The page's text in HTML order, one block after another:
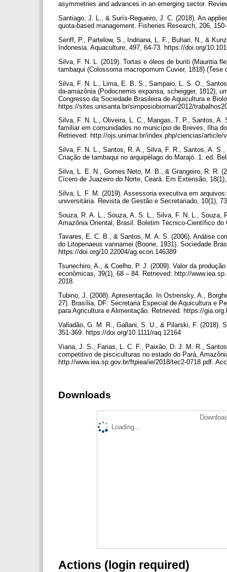
asymmetries and advances in an emerging sector.
Santiago, J. L., & Surís-Regueiro, J. C. (2018). An
quota-based management. Fisheries Research, 206,
Senff, P., Partelow, S., Indriana, L. F., Buhari, N., &
Indonesia. Aquaculture, 497, 64-73. https://doi.org/
Silva, F. N. L. (2019). Tortas e óleos de buriti (Mauritia
tambaqui (Colossoma macropomum Cuvier, 1818)
Silva, F. N. L., Lima, E. B. S., Sampaio, L. S. O.,
da-amazônia (Podocnemis expansa, scheigger, 1812),
Congresso da Sociedade Brasileira de Aquicultura e
https://sites.unisanta.br/simposiobiomar/2012/
Silva, F. N. L., Oliveira, L. C., Mangas, T. P., Santos,
familiar em comunidades no município de Breves, Ilha
Retrieved: http://ojs.unimar.br/index.php/ciencias/
Silva, F. N. L., Santos, R. A., Silva, F. R., Santos, A.
Criação de tambaqui no arquipélago do Marajó. 1. ed.
Silva, L. E. N., Gomes Neto, M. B., & Grangeiro, R. R.
Cícero de Juazeiro do Norte, Ceará. Em Extensão,
Silva, L. F. M. (2019). Assessoria executiva em
universitária. Revista de Gestão e Secretariado, 10(1),
Souza, R. A. L., Souza, A. S. L., Silva, F. N. L., Souza,
Amazônia Oriental, Brasil. Boletim Técnico-Científico
Tavares, E. C. B., & Santos, M. A. S. (2006). Análise
do Litopenaeus vannamei (Boone, 1931). Sociedade
https://doi.org/10.22004/ag.econ.146389
Tsunechiro, A., & Coelho, P. J. (2009). Valor da
econômicas, 39(1), 68 – 84. Retrieved: http://
2018.
Tubino, J. (2008). Apresentação. In Ostrensky, A.,
27). Brasília, DF: Secretaria Especial de Aquicultura e
para Agricultura e Alimentação. Retrieved: https://
Valladão, G. M. R., Gallani, S. U., & Pilarski, F. (2018).
351-369. https://doi.org/10.1111/raq.12164
Viana, J. S., Farias, L. C. F., Paixão, D. J. M. R.,
competitivo de pisciculturas no estado do Pará,
http://www.iea.sp.gov.br/ftpiea/ie/2018/tec2-0718.pdf.
Downloads
Loading...
Actions (login required)